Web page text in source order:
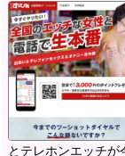
とテレホンエッチ